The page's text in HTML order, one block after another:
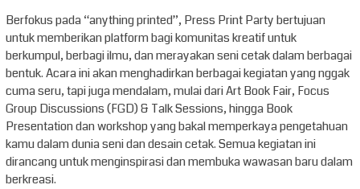
Berfokus pada “anything printed”, Press Print Party bertujuan
untuk memberikan platform bagi komunitas kreatif untuk
berkumpul, berbagi ilmu, dan merayakan seni cetak dalam berbagai
bentuk. Acara ini akan menghadirkan berbagai kegiatan yang nggak
cuma seru, tapi juga mendalam, mulai dari Art Book Fair, Focus
Group Discussions (FGD) & Talk Sessions, hingga Book
Presentation dan workshop yang bakal memperkaya pengetahuan
kamu dalam dunia seni dan desain cetak. Semua kegiatan ini
dirancang untuk menginspirasi dan membuka wawasan baru dalam
berkreasi.